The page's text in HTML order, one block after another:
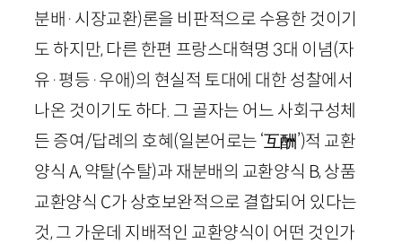
분배·시장교환)론을 비판적으로 수용한 것이기
도 하지만, 다른 한편 프랑스대혁명 3대 이념(자
유·평등·우애)의 현실적 토대에 대한 성찰에서
나온 것이기도 하다. 그 골자는 어느 사회구성체
든 증여/답례의 호혜(일본어로는 ‘互酬’)적 교환
양식A, 약탈(수탈)과 재분배의 교환양식 B, 상품
교환양식 C가 상호보완적으로 결합되어 있다는
것, 그 가운데 지배적인 교환양식이 어떤 것인가